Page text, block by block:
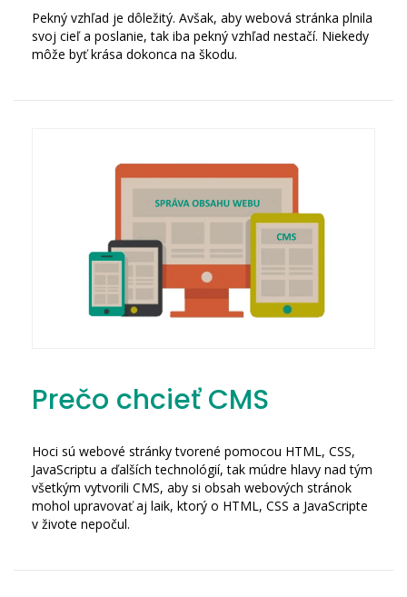
Pekný vzhľad je dôležitý. Avšak, aby webová stránka plnila
svoj cieľ a poslanie, tak iba pekný vzhľad nestačí. Niekedy
môže byť krása dokonca na škodu.
Prečo chcieť CMS
Hoci sú webové stránky tvorené pomocou HTML, CSS,
JavaScriptu a ďalších technológií, tak múdre hlavy nad tým
všetkým vytvorili CMS, aby si obsah webových stránok
mohol upravovať aj laik, ktorý o HTML, CSS a JavaScripte
v živote nepočul.